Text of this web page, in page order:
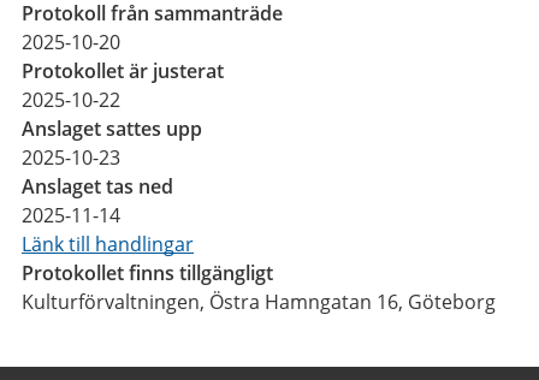
Protokoll från sammanträde
2025-10-20
Protokollet är justerat
2025-10-22
Anslaget sattes upp
2025-10-23
Anslaget tas ned
2025-11-14
Länk till handlingar
Protokollet finns tillgängligt
Kulturförvaltningen, Östra Hamngatan 16, Göteborg